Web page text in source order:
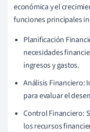
económica y el
funciones principales
Planificación
necesidades
ingresos y gastos.
Análisis Financiero:
para evaluar el
Control Financiero:
los recursos